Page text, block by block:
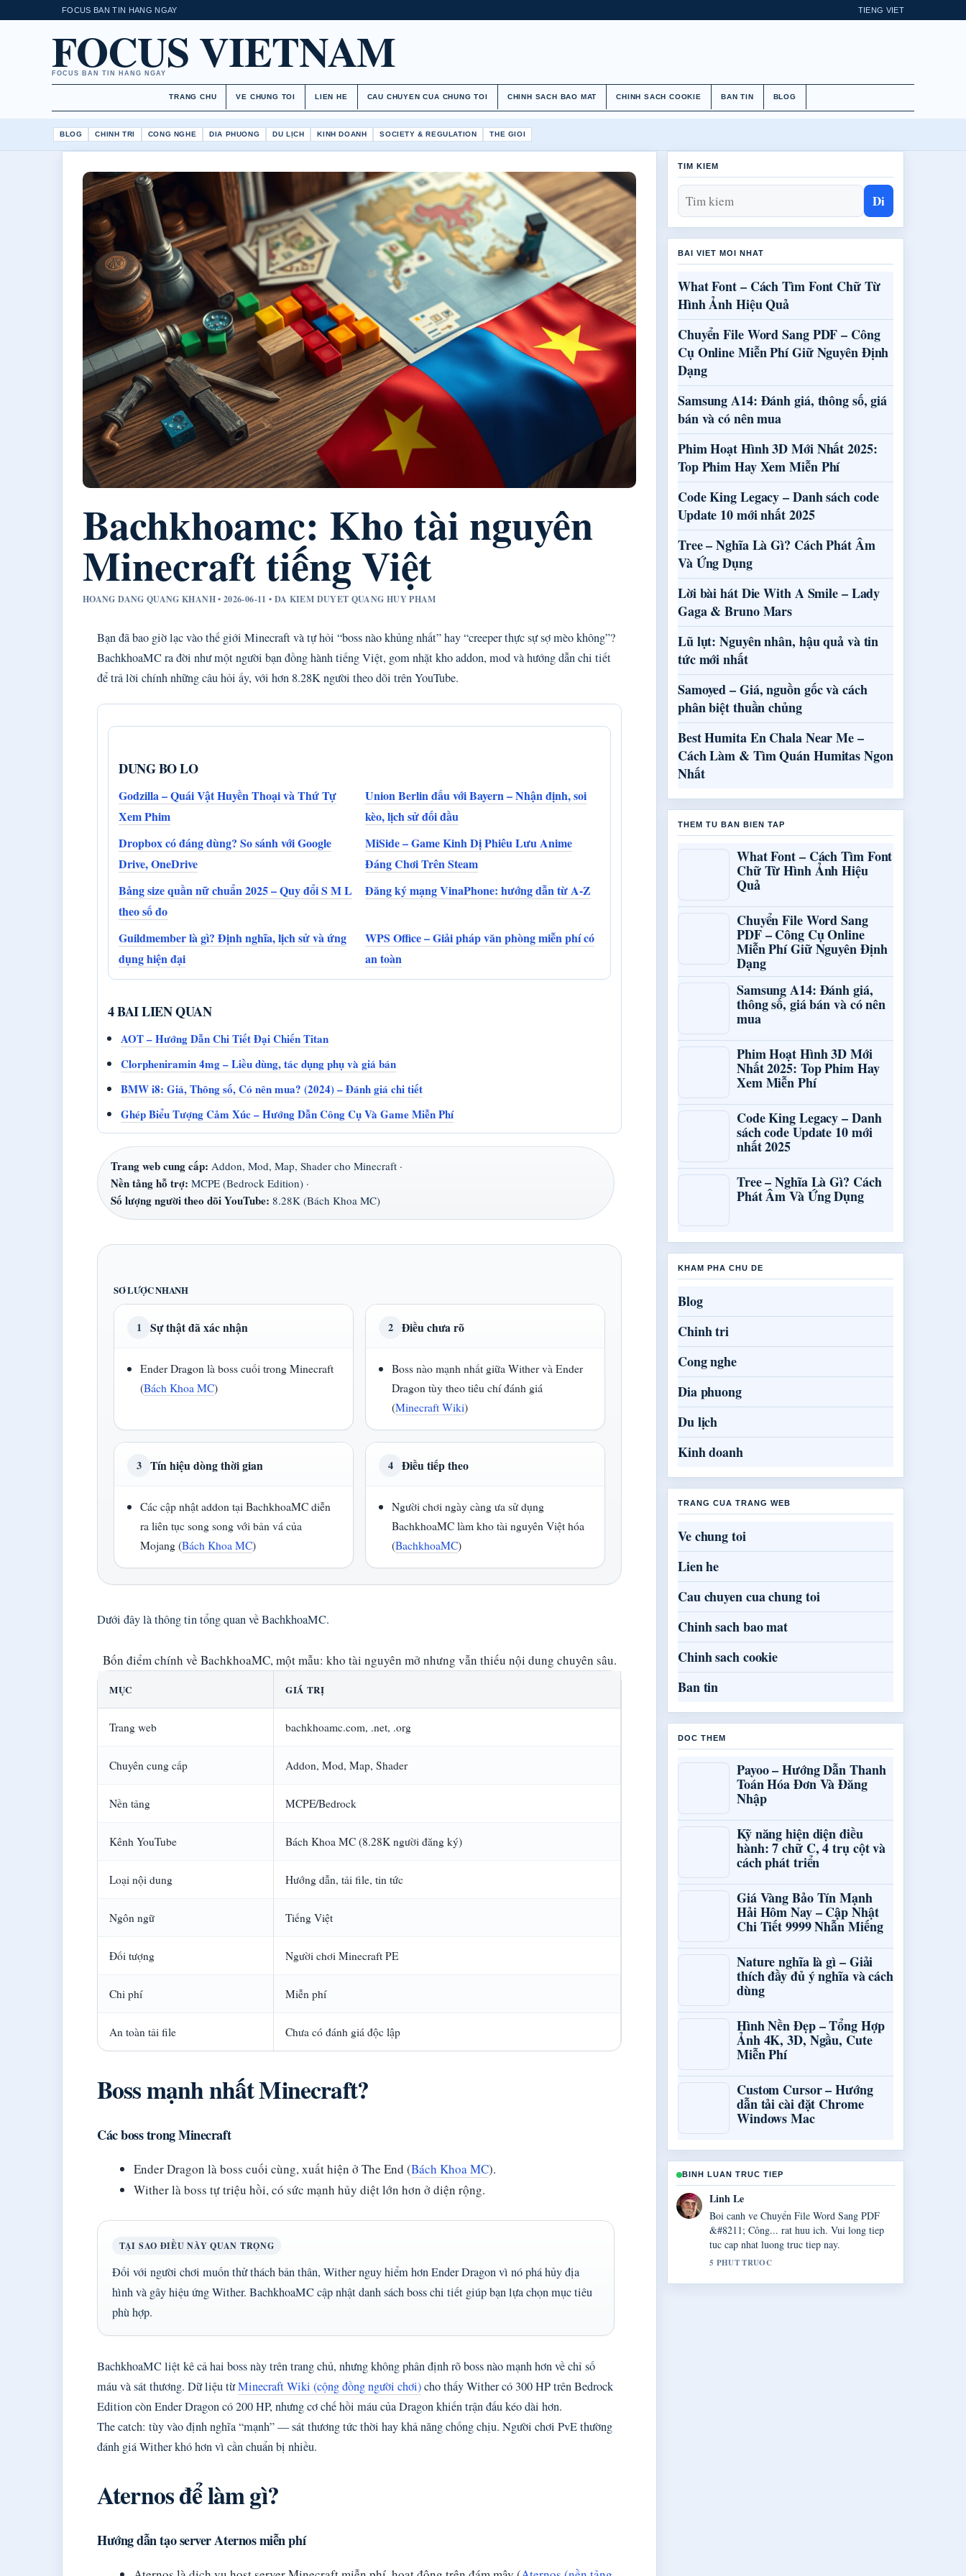
FOCUS BAN TIN HANG NGAY TIENG VIET
FOCUS VIETNAM
FOCUS BAN TIN HANG NGAY
TRANG CHU VE CHUNG TOI LIEN HE CAU CHUYEN CUA CHUNG TOI CHINH SACH BAO MAT CHINH SACH COOKIE BAN TIN BLOG
BLOG CHINH TRI CONG NGHE DIA PHUONG DU LỊCH KINH DOANH SOCIETY & REGULATION THE GIOI
Bachkhoamc: Kho tài nguyên
Minecraft tiếng Việt
HOANG DANG QUANG KHANH • 2026-06-11 • DA KIEM DUYET QUANG HUY PHAM
Bạn đã bao giờ lạc vào thế giới Minecraft và tự hỏi “boss nào khủng nhất” hay “creeper thực sự sợ mèo không”?
BachkhoaMC ra đời như một người bạn đồng hành tiếng Việt, gom nhặt kho addon, mod và hướng dẫn chi tiết
để trả lời chính những câu hỏi ấy, với hơn 8.28K người theo dõi trên YouTube.
DUNG BO LO
Godzilla – Quái Vật Huyền Thoại và Thứ Tự
Xem Phim
Union Berlin đấu với Bayern – Nhận định, soi
kèo, lịch sử đối đầu
Dropbox có đáng dùng? So sánh với Google
Drive, OneDrive
MiSide – Game Kinh Dị Phiêu Lưu Anime
Đáng Chơi Trên Steam
Bảng size quần nữ chuẩn 2025 – Quy đổi S M L
theo số đo
Đăng ký mạng VinaPhone: hướng dẫn từ A-Z
Guildmember là gì? Định nghĩa, lịch sử và ứng
dụng hiện đại
WPS Office – Giải pháp văn phòng miễn phí có
an toàn
4 BAI LIEN QUAN
AOT – Hướng Dẫn Chi Tiết Đại Chiến Titan
Clorpheniramin 4mg – Liều dùng, tác dụng phụ và giá bán
BMW i8: Giá, Thông số, Có nên mua? (2024) – Đánh giá chi tiết
Ghép Biểu Tượng Cảm Xúc – Hướng Dẫn Công Cụ Và Game Miễn Phí
Trang web cung cấp: Addon, Mod, Map, Shader cho Minecraft ·
Nền tảng hỗ trợ: MCPE (Bedrock Edition) ·
Số lượng người theo dõi YouTube: 8.28K (Bách Khoa MC)
SƠ LƯỢC NHANH
1 Sự thật đã xác nhận
Ender Dragon là boss cuối trong Minecraft
(Bách Khoa MC)
2 Điều chưa rõ
Boss nào mạnh nhất giữa Wither và Ender
Dragon tùy theo tiêu chí đánh giá
(Minecraft Wiki)
3 Tín hiệu dòng thời gian
Các cập nhật addon tại BachkhoaMC diễn
ra liên tục song song với bản vá của
Mojang (Bách Khoa MC)
4 Điều tiếp theo
Người chơi ngày càng ưa sử dụng
BachkhoaMC làm kho tài nguyên Việt hóa
(BachkhoaMC)
Dưới đây là thông tin tổng quan về BachkhoaMC.
Bốn điểm chính về BachkhoaMC, một mẫu: kho tài nguyên mở nhưng vẫn thiếu nội dung chuyên sâu.
MỤC GIÁ TRỊ
Trang web bachkhoamc.com, .net, .org
Chuyên cung cấp Addon, Mod, Map, Shader
Nền tảng MCPE/Bedrock
Kênh YouTube Bách Khoa MC (8.28K người đăng ký)
Loại nội dung Hướng dẫn, tải file, tin tức
Ngôn ngữ Tiếng Việt
Đối tượng Người chơi Minecraft PE
Chi phí Miễn phí
An toàn tải file Chưa có đánh giá độc lập
Boss mạnh nhất Minecraft?
Các boss trong Minecraft
Ender Dragon là boss cuối cùng, xuất hiện ở The End (Bách Khoa MC).
Wither là boss tự triệu hồi, có sức mạnh hủy diệt lớn hơn ở diện rộng.
TẠI SAO ĐIỀU NÀY QUAN TRỌNG
Đối với người chơi muốn thử thách bản thân, Wither nguy hiểm hơn Ender Dragon vì nó phá hủy địa
hình và gây hiệu ứng Wither. BachkhoaMC cập nhật danh sách boss chi tiết giúp bạn lựa chọn mục tiêu
phù hợp.
BachkhoaMC liệt kê cả hai boss này trên trang chủ, nhưng không phân định rõ boss nào mạnh hơn về chỉ số
máu và sát thương. Dữ liệu từMinecraft Wiki (cộng đồng người chơi)cho thấy Wither có 300 HP trên Bedrock
Edition còn Ender Dragon có 200 HP, nhưng cơ chế hồi máu của Dragon khiến trận đấu kéo dài hơn.
The catch: tùy vào định nghĩa “mạnh” — sát thương tức thời hay khả năng chống chịu. Người chơi PvE thường
đánh giá Wither khó hơn vì cần chuẩn bị nhiều.
Aternos để làm gì?
Hướng dẫn tạo server Aternos miễn phí
TIM KIEM
Di
BAI VIET MOI NHAT
What Font – Cách Tìm Font Chữ Từ
Hình Ảnh Hiệu Quả
Chuyển File Word Sang PDF – Công
Cụ Online Miễn Phí Giữ Nguyên Định
Dạng
Samsung A14: Đánh giá, thông số, giá
bán và có nên mua
Phim Hoạt Hình 3D Mới Nhất 2025:
Top Phim Hay Xem Miễn Phí
Code King Legacy – Danh sách code
Update 10 mới nhất 2025
Tree – Nghĩa Là Gì? Cách Phát Âm
Và Ứng Dụng
Lời bài hát Die With A Smile – Lady
Gaga & Bruno Mars
Lũ lụt: Nguyên nhân, hậu quả và tin
tức mới nhất
Samoyed – Giá, nguồn gốc và cách
phân biệt thuần chủng
Best Humita En Chala Near Me –
Cách Làm & Tìm Quán Humitas Ngon
Nhất
THEM TU BAN BIEN TAP
What Font – Cách Tìm Font
Chữ Từ Hình Ảnh Hiệu
Quả
Chuyển File Word Sang
PDF – Công Cụ Online
Miễn Phí Giữ Nguyên Định
Dạng
Samsung A14: Đánh giá,
thông số, giá bán và có nên
mua
Phim Hoạt Hình 3D Mới
Nhất 2025: Top Phim Hay
Xem Miễn Phí
Code King Legacy – Danh
sách code Update 10 mới
nhất 2025
Tree – Nghĩa Là Gì? Cách
Phát Âm Và Ứng Dụng
KHAM PHA CHU DE
Blog
Chinh tri
Cong nghe
Dia phuong
Du lịch
Kinh doanh
TRANG CUA TRANG WEB
Ve chung toi
Lien he
Cau chuyen cua chung toi
Chinh sach bao mat
Chinh sach cookie
Ban tin
DOC THEM
Payoo – Hướng Dẫn Thanh
Toán Hóa Đơn Và Đăng
Nhập
Kỹ năng hiện diện điều
hành: 7 chữ C, 4 trụ cột và
cách phát triển
Giá Vàng Bảo Tín Mạnh
Hải Hôm Nay – Cập Nhật
Chi Tiết 9999 Nhẫn Miếng
Nature nghĩa là gì – Giải
thích đầy đủ ý nghĩa và cách
dùng
Hình Nền Đẹp – Tổng Hợp
Ảnh 4K, 3D, Ngầu, Cute
Miễn Phí
Custom Cursor – Hướng
dẫn tải cài đặt Chrome
Windows Mac
BINH LUAN TRUC TIEP
Bao Chau Pham
Bao phu ve Samsung A14: Đánh giá, thông
số, giá... rat chac chan va de theo doi.
7 PHUT TRUOC